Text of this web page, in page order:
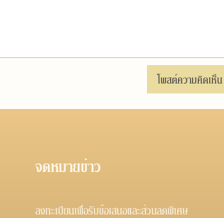
โพสต์ความคิดเห็น
จดหมายข่าว
ลงทะเบียนเพื่อรับข้อเสนอและส่วนลดพิเศษ